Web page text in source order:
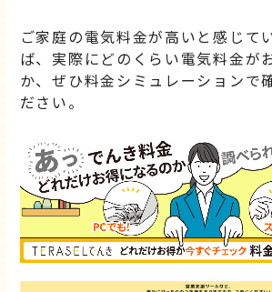
ご家庭の電気料金が高いと感じて
ば、実際にどのくらい電気料金が
か、ぜひ料金シミュレーションで
ださい。